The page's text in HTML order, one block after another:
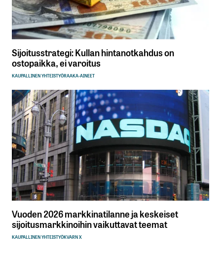
Sijoitusstrategi: Kullan hintanotkahdus on
ostopaikka, ei varoitus
KAUPALLINEN YHTEISTYÖRAAKA-AINEET
Vuoden 2026 markkinatilanne ja keskeiset
sijoitusmarkkinoihin vaikuttavat teemat
KAUPALLINEN YHTEISTYÖKVARN X